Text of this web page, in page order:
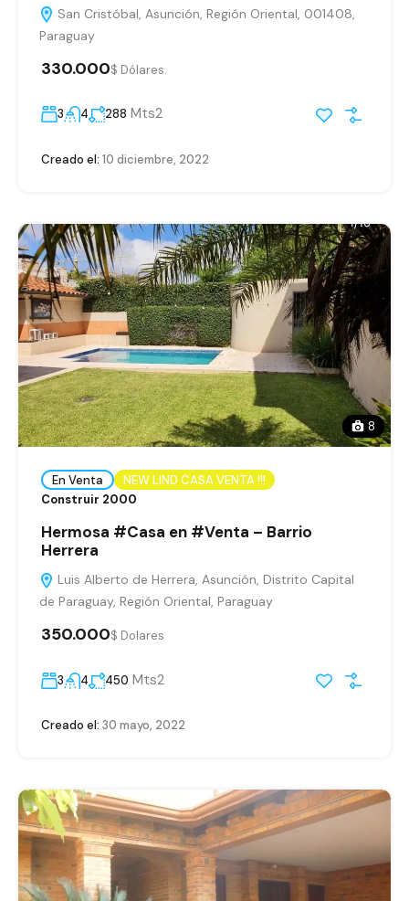
San Cristóbal, Asunción, Región Oriental, 001408,
Paraguay
330.000$ Dólares.
3 4 288 Mts2
Creado el: 10 diciembre, 2022
8
En Venta
NEW LIND CASA VENTA !!!
Construir 2000
Hermosa #Casa en #Venta – Barrio
Herrera
Luis Alberto de Herrera, Asunción, Distrito Capital
de Paraguay, Región Oriental, Paraguay
350.000$ Dolares
3 4 450 Mts2
Creado el: 30 mayo, 2022